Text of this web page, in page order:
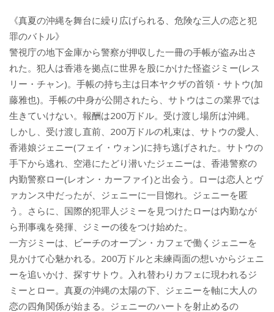
《真夏の沖縄を舞台に繰り広げられる、危険な三人の恋と犯
罪のバトル》
警視庁の地下金庫から警察が押収した一冊の手帳が盗み出さ
れた。犯人は香港を拠点に世界を股にかけた怪盗ジミー(レス
リー・チャン)。手帳の持ち主は日本ヤクザの首領・サトウ(加
藤雅也)。手帳の中身が公開されたら、サトウはこの業界では
生きていけない。報酬は200万ドル。受け渡し場所は沖縄。
しかし、受け渡し直前、200万ドルの札束は、サトウの愛人、
香港娘ジェニー(フェイ・ウォン)に持ち逃げされた。サトウの
手下から逃れ、空港にたどり潜いたジェニーは、香港警察の
内勤警察ロー(レオン・カーファイ)と出会う。ローは恋人とヴ
ァカンス中だったが、ジェニーに一目惚れ。ジェニーを匿
う。さらに、国際的犯罪人ジミーを見つけたローは内勤なが
ら刑事魂を発揮、ジミーの後をつけ始めた。
一方ジミーは、ビーチのオープン・カフェで働くジェニーを
見かけて心魅かれる。200万ドルと未練両面の想いからジェニ
ーを追いかけ、探すサトウ。入れ替わりカフェに現われるジ
ミーとロー。真夏の沖縄の太陽の下、ジェニーを軸に大人の
恋の四角関係が始まる。ジェニーのハートを射止めるの